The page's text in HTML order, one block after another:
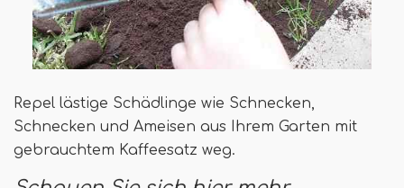
Repel lästige Schädlinge wie Schnecken,
Schnecken und Ameisen aus Ihrem Garten mit
gebrauchtem Kaffeesatz weg.